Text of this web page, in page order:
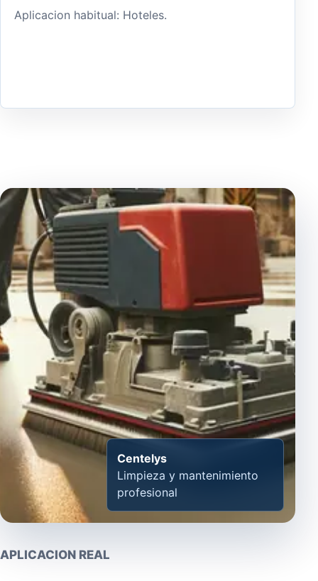
Aplicacion habitual: Hoteles.
Centelys
Limpieza y mantenimiento
profesional
APLICACION REAL